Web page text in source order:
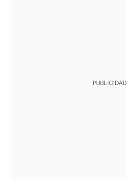
PUBLICIDAD